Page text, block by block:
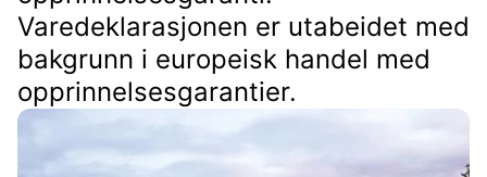
Varedeklarasjonen er utabeidet med
bakgrunn i europeisk handel med
opprinnelsesgarantier.